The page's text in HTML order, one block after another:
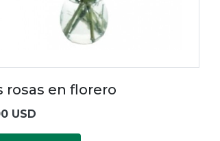
rosas en florero
USD